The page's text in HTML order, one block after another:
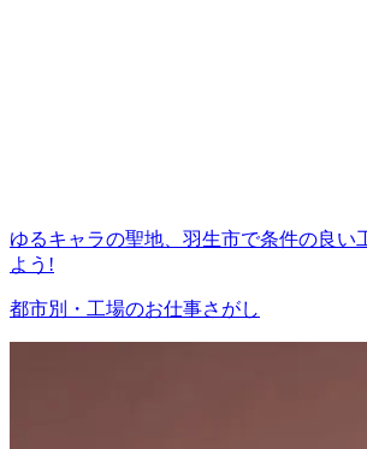
ゆるキャラの聖地、羽生市で条件の良い
よう!
都市別・工場のお仕事さがし